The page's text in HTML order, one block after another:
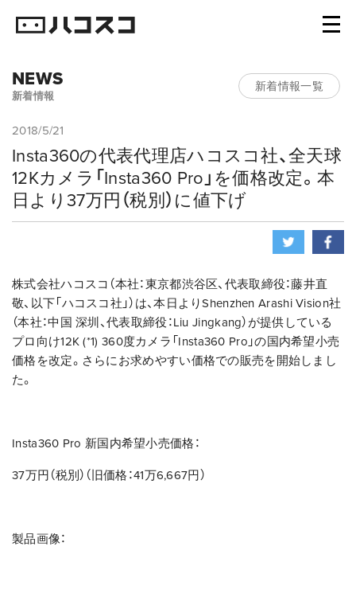
NEWS
新着情報
新着情報一覧
2018/5/21
Insta360の代表代理店ハコスコ社、全天球
12Kカメラ「Insta360 Pro」を価格改定。本
日より37万円（税別）に値下げ
株式会社ハコスコ（本社：東京都渋谷区、代表取締役：藤井直
敬、以下「ハコスコ社」）は、本日よりShenzhen Arashi Vision社
（本社：中国 深圳、代表取締役：Liu Jingkang）が提供している
プロ向け12K(*1) 360度カメラ「Insta360 Pro」の国内希望小売
価格を改定。さらにお求めやすい価格での販売を開始しまし
た。
Insta360 Pro 新国内希望小売価格：
37万円（税別）（旧価格：41万6,667円）
製品画像：